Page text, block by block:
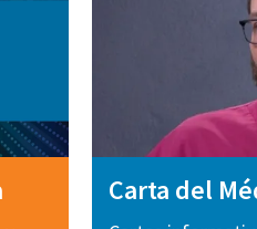
Carta del